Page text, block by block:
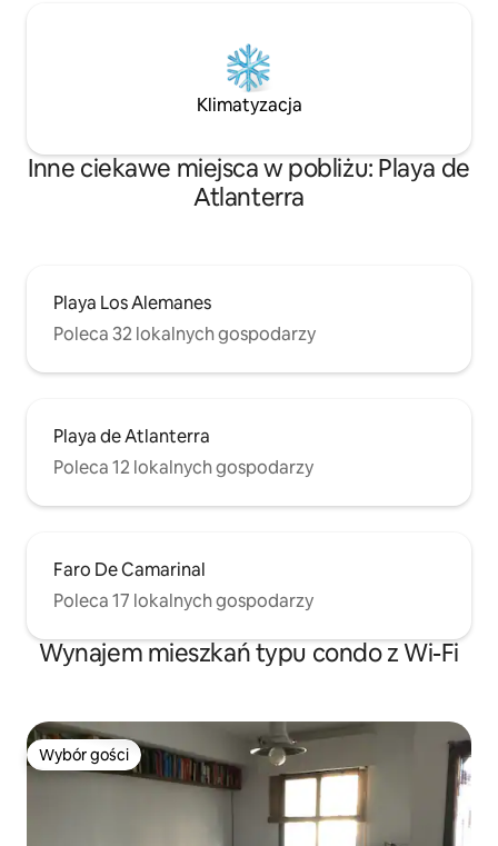
Klimatyzacja
Inne ciekawe miejsca w pobliżu: Playa de
Atlanterra
Playa Los Alemanes
Poleca 32 lokalnych gospodarzy
Playa de Atlanterra
Poleca 12 lokalnych gospodarzy
Faro De Camarinal
Poleca 17 lokalnych gospodarzy
Wynajem mieszkań typu condo z Wi-Fi
Wybór gości
Wybór gości